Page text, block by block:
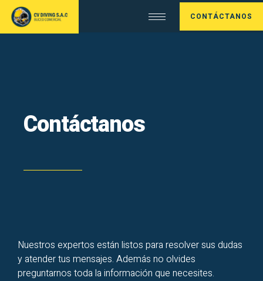
CONTÁCTANOS
Contáctanos
Nuestros expertos están listos para resolver sus dudas
y atender tus mensajes. Además no olvides
preguntarnos toda la información que necesites.